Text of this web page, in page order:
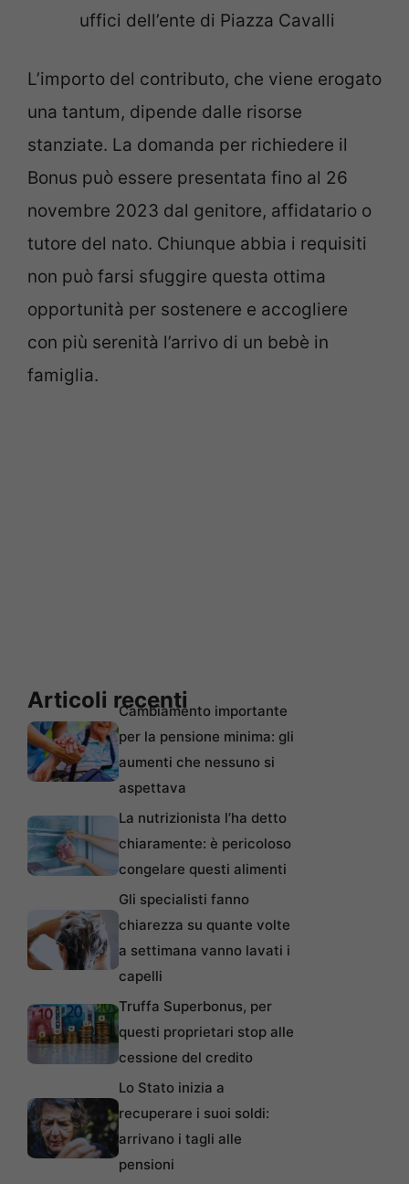
uffici dell’ente di Piazza Cavalli
L’importo del contributo, che viene erogato
una tantum, dipende dalle risorse
stanziate. La domanda per richiedere il
Bonus può essere presentata fino al 26
novembre 2023 dal genitore, affidatario o
tutore del nato. Chiunque abbia i requisiti
non può farsi sfuggire questa ottima
opportunità per sostenere e accogliere
con più serenità l’arrivo di un bebè in
famiglia.
Articoli recentiCambiamento importante
per la pensione minima: gli
aumenti che nessuno si
aspettava
La nutrizionista l’ha detto
chiaramente: è pericoloso
congelare questi alimenti
Gli specialisti fanno
chiarezza su quante volte
a settimana vanno lavati i
capelli
Truffa Superbonus, per
questi proprietari stop alle
cessione del credito
Lo Stato inizia a
recuperare i suoi soldi:
arrivano i tagli alle
pensioni